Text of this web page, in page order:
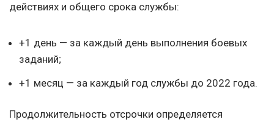
действиях и общего срока службы:
+1 день — за каждый день выполнения боевых
заданий;
+1 месяц — за каждый год службы до 2022 года.
Продолжительность отсрочки определяется